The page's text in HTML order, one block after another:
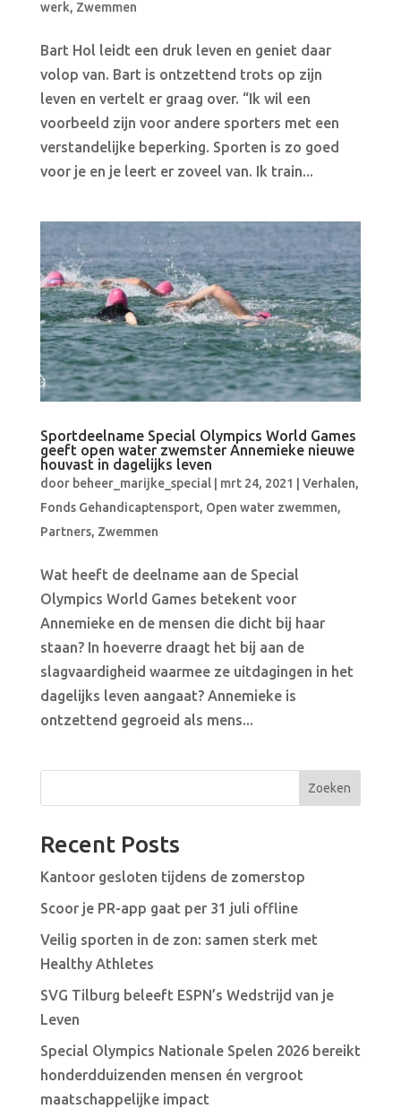
werk, Zwemmen
Bart Hol leidt een druk leven en geniet daar
volop van. Bart is ontzettend trots op zijn
leven en vertelt er graag over. “Ik wil een
voorbeeld zijn voor andere sporters met een
verstandelijke beperking. Sporten is zo goed
voor je en je leert er zoveel van. Ik train...
Sportdeelname Special Olympics World Games
geeft open water zwemster Annemieke nieuwe
houvast in dagelijks leven
door beheer_marijke_special| mrt 24, 2021 Verhalen,
Fonds Gehandicaptensport, Open water zwemmen,
Partners, Zwemmen
Wat heeft de deelname aan de Special
Olympics World Games betekent voor
Annemieke en de mensen die dicht bij haar
staan? In hoeverre draagt het bij aan de
slagvaardigheid waarmee ze uitdagingen in het
dagelijks leven aangaat? Annemieke is
ontzettend gegroeid als mens...
Zoeken
Recent Posts
Kantoor gesloten tijdens de zomerstop
Scoor je PR-app gaat per 31 juli offline
Veilig sporten in de zon: samen sterk met
Healthy Athletes
SVG Tilburg beleeft ESPN’s Wedstrijd van je
Leven
Special Olympics Nationale Spelen 2026 bereikt
honderdduizenden mensen én vergroot
maatschappelijke impact